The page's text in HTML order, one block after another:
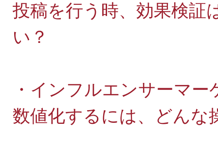
投稿を行う時、効果検証
い？
・インフルエンサーマ
数値化するには、どんな